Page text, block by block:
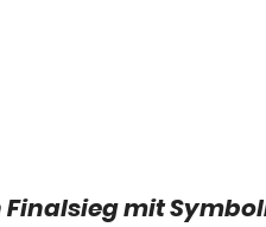
Finalsieg mit